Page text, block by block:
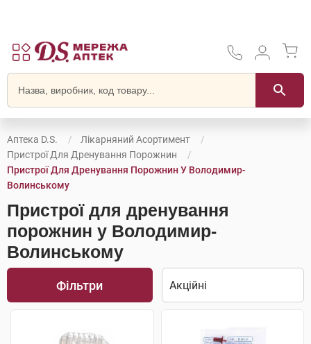
Аптека D.S.
Лікарняний Асортимент
Пристрої Для Дренування Порожнин
Пристрої Для Дренування Порожнин У Володимир-
Волинському
Пристрої для дренування
порожнин у Володимир-
Волинському
Фільтри